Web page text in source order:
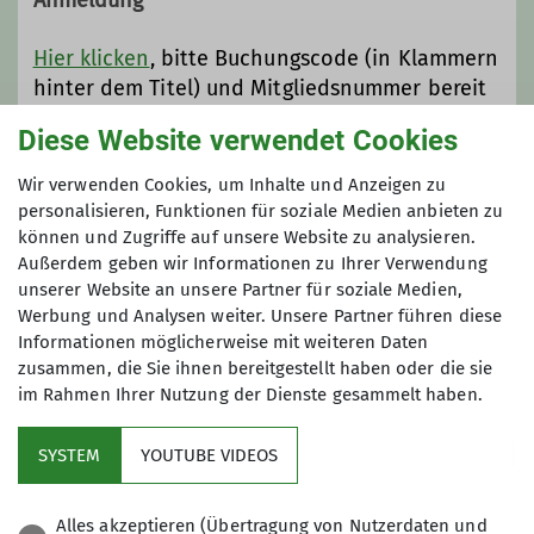
Außerdem gibt es viele
Sonderveranstaltungen über das Jahr
verteilt.
Hier klicken, bitte Buchungscode (in Klammern
hinter dem Titel) und Mitgliedsnummer bereit
Anmeldung ab / bis
09.01.2026 / 12.04.2026
Maximale Teilnehmeranzahl
Diese Website verwendet Cookies
Wir verwenden Cookies, um Inhalte und Anzeigen zu
personalisieren, Funktionen für soziale Medien anbieten zu
können und Zugriffe auf unsere Website zu analysieren.
Außerdem geben wir Informationen zu Ihrer Verwendung
unserer Website an unsere Partner für soziale Medien,
Werbung und Analysen weiter. Unsere Partner führen diese
Informationen möglicherweise mit weiteren Daten
zusammen, die Sie ihnen bereitgestellt haben oder die sie
im Rahmen Ihrer Nutzung der Dienste gesammelt haben.
SYSTEM YOUTUBE VIDEOS
Alles akzeptieren (Übertragung von Nutzerdaten und